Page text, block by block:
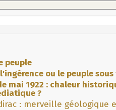
peuple
ou le peuple
mai 1922 : chaleur
?
: merveille géologique